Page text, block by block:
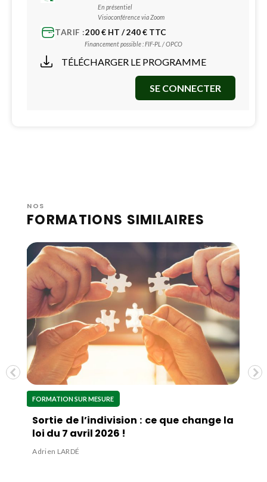
En présentiel
Visioconférence via Zoom
TARIF :200 € HT / 240 € TTC
Financement possible : FIF-PL / OPCO
TÉLÉCHARGER LE PROGRAMME
SE CONNECTER
NOS
FORMATIONS SIMILAIRES
FORMATION SUR MESURE
Sortie de l’indivision : ce que change la
loi du 7 avril 2026 !
Adrien LARDÉ